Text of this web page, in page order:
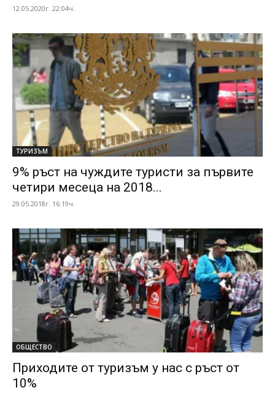
12.05.2020г. 22:04ч.
ТУРИЗЪМ
9% ръст на чуждите туристи за първите
четири месеца на 2018...
29.05.2018г. 16:19ч.
ОБЩЕСТВО
Приходите от туризъм у нас с ръст от
10%